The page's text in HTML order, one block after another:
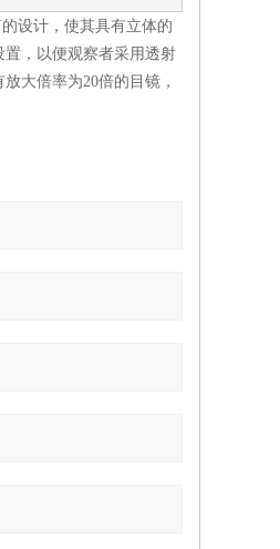
设计，使其具有立体的
，以便观察者采用透射
大倍率为20倍的目镜，